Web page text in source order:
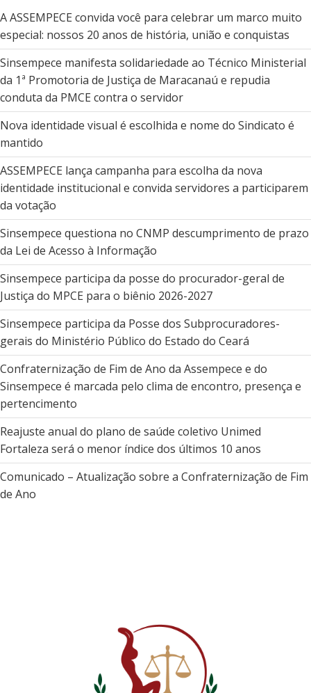
A ASSEMPECE convida você para celebrar um marco muito
especial: nossos 20 anos de história, união e conquistas
Sinsempece manifesta solidariedade ao Técnico Ministerial
da 1ª Promotoria de Justiça de Maracanaú e repudia
conduta da PMCE contra o servidor
Nova identidade visual é escolhida e nome do Sindicato é
mantido
ASSEMPECE lança campanha para escolha da nova
identidade institucional e convida servidores a participarem
da votação
Sinsempece questiona no CNMP descumprimento de prazo
da Lei de Acesso à Informação
Sinsempece participa da posse do procurador-geral de
Justiça do MPCE para o biênio 2026-2027
Sinsempece participa da Posse dos Subprocuradores-
gerais do Ministério Público do Estado do Ceará
Confraternização de Fim de Ano da Assempece e do
Sinsempece é marcada pelo clima de encontro, presença e
pertencimento
Reajuste anual do plano de saúde coletivo Unimed
Fortaleza será o menor índice dos últimos 10 anos
Comunicado – Atualização sobre a Confraternização de Fim
de Ano